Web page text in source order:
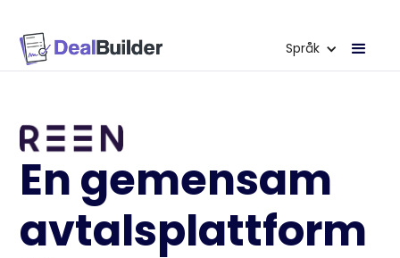
Språk
En gemensam
avtalsplattform